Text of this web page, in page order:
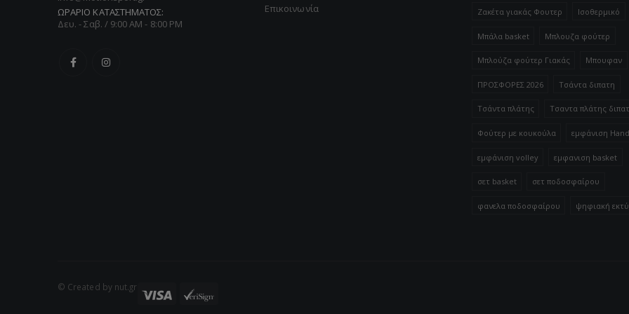
ΩΡΑΡΙΟ ΚΑΤΑΣΤΗΜΑΤΟΣ:
Δευ. - Σαβ. / 9:00 AM - 8:00 PM
Επικοινωνία
Ζακέτα γιακάς Φουτερ Ισοθερμικό
Μπάλα basket Μπλουζα φούτερ
Μπλούζα φούτερ Γιακάς Μπουφαν
ΠΡΟΣΦΟΡΕΣ 2026 Τσάντα διπατη
Τσάντα πλάτης Τσαντα πλάτης
Φούτερ με κουκούλα εμφάνιση
εμφάνιση volley εμφανιση basket
σετ basket σετ ποδοσφαίρου
φανελα ποδοσφαίρου ψηφιακή
© Created by nut.gr